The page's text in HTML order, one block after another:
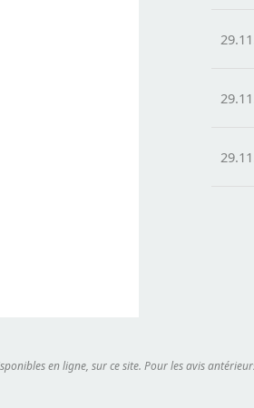
en ligne, sur ce site. Pour les avis